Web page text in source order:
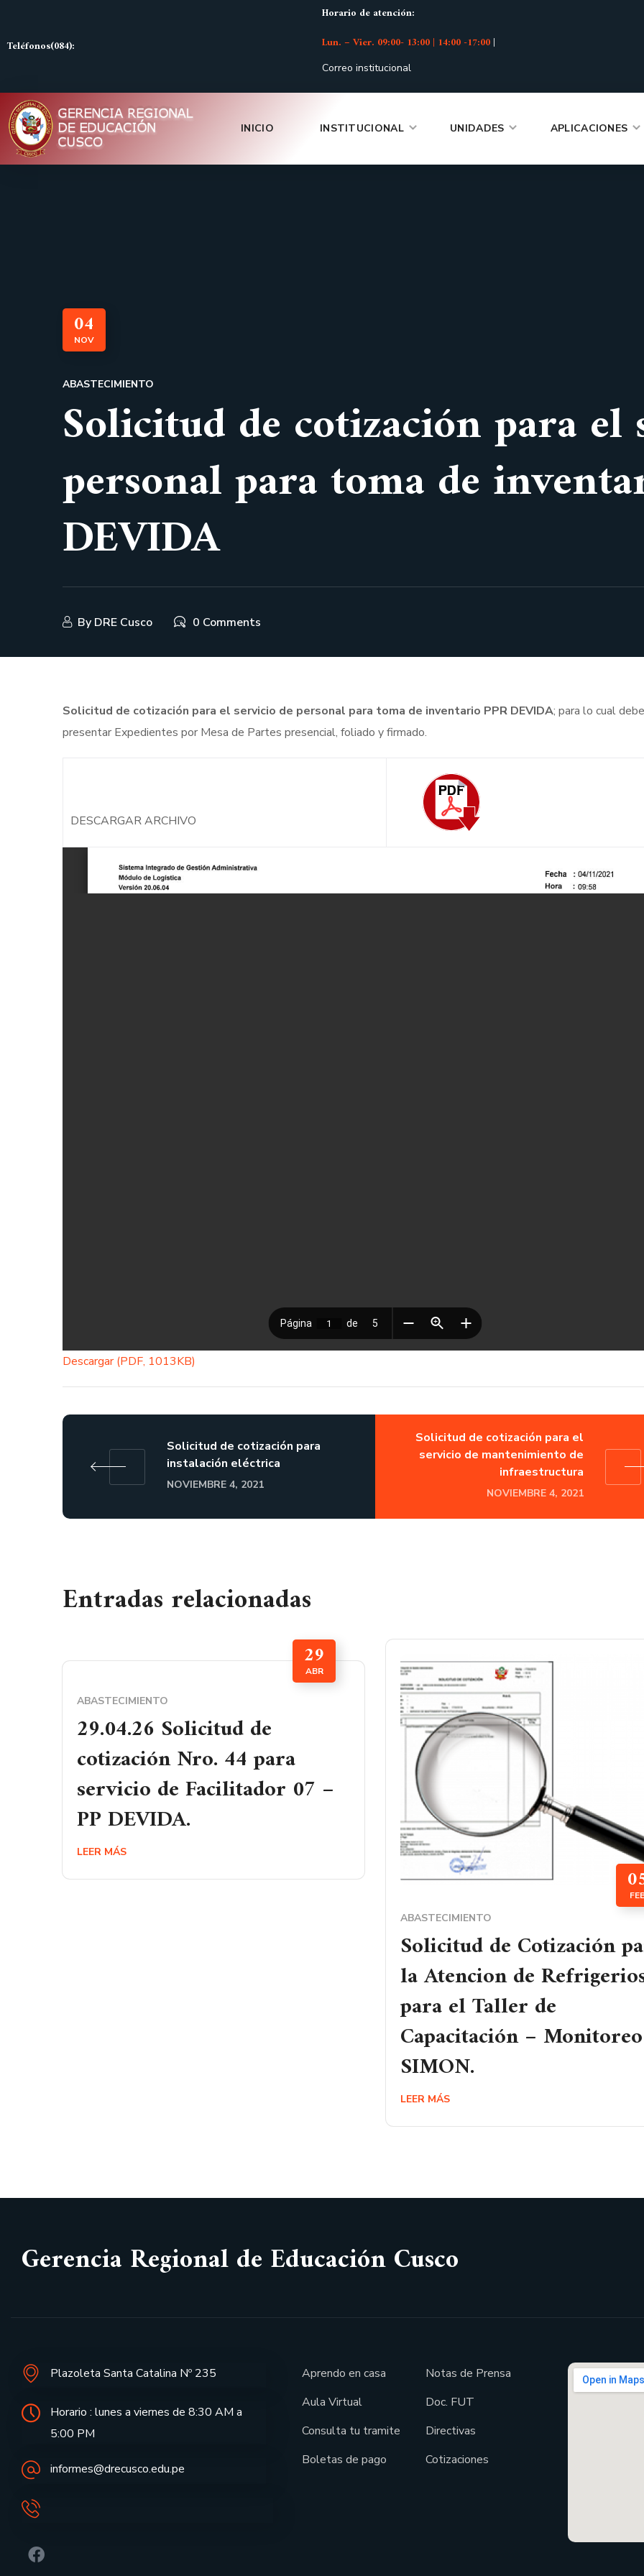
Teléfonos(084):
Horario de atención:
Lun. – Vier. 09:00- 13:00 | 14:00 -17:00|
Correo institucional
INICIO INSTITUCIONAL UNIDADES APLICACIONES
04
NOV
ABASTECIMIENTO
Solicitud de cotización para el
personal para toma de
DEVIDA
By DRE Cusco 0 Comments
Solicitud de cotización para el servicio de personal para toma de inventario PPR DEVIDA; para lo cual
presentar Expedientes por Mesa de Partes presencial, foliado y firmado.
DESCARGAR ARCHIVO
Descargar (PDF, 1013KB)
Solicitud de cotización para
instalación eléctrica
NOVIEMBRE 4, 2021
Solicitud de cotización para el
servicio de mantenimiento de
infraestructura
NOVIEMBRE 4, 2021
Entradas relacionadas
29
ABR
ABASTECIMIENTO
29.04.26 Solicitud de
cotización Nro. 44 para
servicio de Facilitador 07 –
PP DEVIDA.
LEER MÁS
ABASTECIMIENTO
Solicitud de Cotización
la Atencion de
para el Taller de
Capacitación – Monitoreo
SIMON.
LEER MÁS
Gerencia Regional de Educación Cusco
Plazoleta Santa Catalina Nº 235
Horario : lunes a viernes de 8:30 AM a
5:00 PM
informes@drecusco.edu.pe
Aprendo en casa
Aula Virtual
Consulta tu tramite
Boletas de pago
Notas de Prensa
Doc. FUT
Directivas
Cotizaciones